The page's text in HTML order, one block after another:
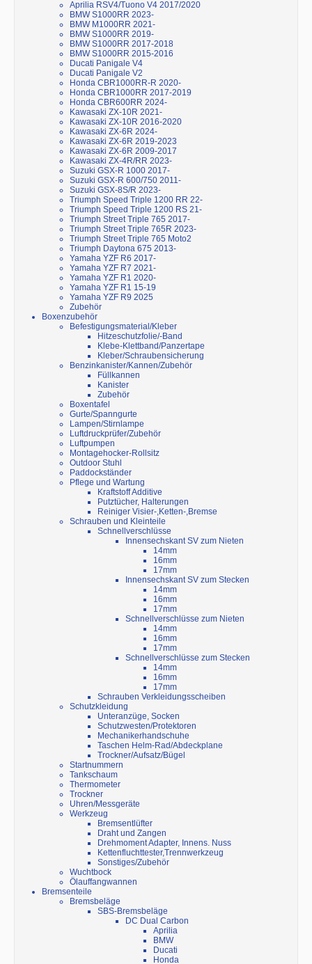
Aprilia RSV4/Tuono V4 2017/2020
BMW S1000RR 2023-
BMW M1000RR 2021-
BMW S1000RR 2019-
BMW S1000RR 2017-2018
BMW S1000RR 2015-2016
Ducati Panigale V4
Ducati Panigale V2
Honda CBR1000RR-R 2020-
Honda CBR1000RR 2017-2019
Honda CBR600RR 2024-
Kawasaki ZX-10R 2021-
Kawasaki ZX-10R 2016-2020
Kawasaki ZX-6R 2024-
Kawasaki ZX-6R 2019-2023
Kawasaki ZX-6R 2009-2017
Kawasaki ZX-4R/RR 2023-
Suzuki GSX-R 1000 2017-
Suzuki GSX-R 600/750 2011-
Suzuki GSX-8S/R 2023-
Triumph Speed Triple 1200 RR 22-
Triumph Speed Triple 1200 RS 21-
Triumph Street Triple 765 2017-
Triumph Street Triple 765R 2023-
Triumph Street Triple 765 Moto2
Triumph Daytona 675 2013-
Yamaha YZF R6 2017-
Yamaha YZF R7 2021-
Yamaha YZF R1 2020-
Yamaha YZF R1 15-19
Yamaha YZF R9 2025
Zubehör
Boxenzubehör
Befestigungsmaterial/Kleber
Hitzeschutzfolie/-Band
Klebe-Klettband/Panzertape
Kleber/Schraubensicherung
Benzinkanister/Kannen/Zubehör
Füllkannen
Kanister
Zubehör
Boxentafel
Gurte/Spanngurte
Lampen/Stirnlampe
Luftdruckprüfer/Zubehör
Luftpumpen
Montagehocker-Rollsitz
Outdoor Stuhl
Paddockständer
Pflege und Wartung
Kraftstoff Additive
Putztücher, Halterungen
Reiniger Visier-,Ketten-,Bremse
Schrauben und Kleinteile
Schnellverschlüsse
Innensechskant SV zum Nieten
14mm
16mm
17mm
Innensechskant SV zum Stecken
14mm
16mm
17mm
Schnellverschlüsse zum Nieten
14mm
16mm
17mm
Schnellverschlüsse zum Stecken
14mm
16mm
17mm
Schrauben Verkleidungsscheiben
Schutzkleidung
Unteranzüge, Socken
Schutzwesten/Protektoren
Mechanikerhandschuhe
Taschen Helm-Rad/Abdeckplane
Trockner/Aufsatz/Bügel
Startnummern
Tankschaum
Thermometer
Trockner
Uhren/Messgeräte
Werkzeug
Bremsentlüfter
Draht und Zangen
Drehmoment Adapter, Innens. Nuss
Kettenfluchttester,Trennwerkzeug
Sonstiges/Zubehör
Wuchtbock
Ölauffangwannen
Bremsenteile
Bremsbeläge
SBS-Bremsbeläge
DC Dual Carbon
Aprilia
BMW
Ducati
Honda